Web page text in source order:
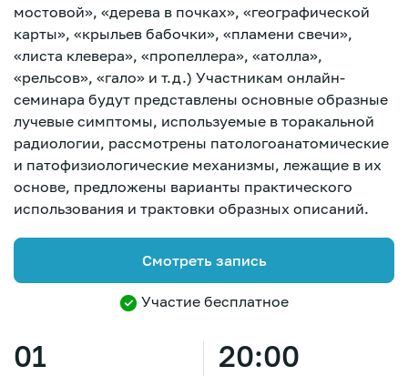
01 20:00
мостовой», «дерева в почках», «географической
карты», «крыльев бабочки», «пламени свечи»,
«листа клевера», «пропеллера», «атолла»,
«рельсов», «гало» и т.д.) Участникам онлайн-
семинара будут представлены основные образные
лучевые симптомы, используемые в торакальной
радиологии, рассмотрены патологоанатомические
и патофизиологические механизмы, лежащие в их
основе, предложены варианты практического
использования и трактовки образных описаний.
Смотреть запись
Участие бесплатное